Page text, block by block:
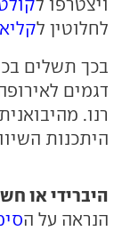
ויצטרפו ל
לחלוטין ל
בכך תשלים
דגמים
רנו.
היתכנות
היברידי או
הנראה על ה